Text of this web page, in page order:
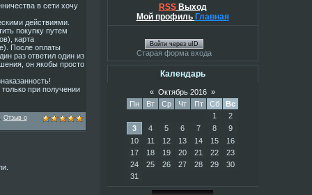
в сети хочу
действиями.
покупку путем
карта
После оплаты
раз ответил один из
он якобы просто
при получении
Отзыв о
RSS Выход
Мой профиль Главная
Войти через uID
Старая форма входа
Календарь
« Октябрь 2016 »
Пн
Вт Ср Чт Пт Сб
Вс
1
2
3
4 5 6 7 8
9
10
11 12 13 14 15
16
17
18 19 20 21 22
23
24
25 26 27 28 29
30
31